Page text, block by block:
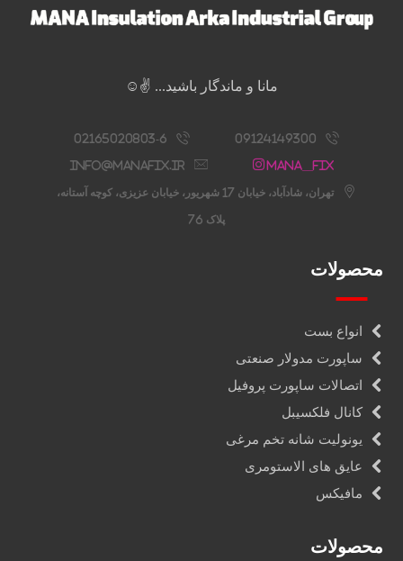
مانا و ماندگار باشید... ✌️☺️
09124149300
02165020803-6
Mana__fix
info@manafix.ir
تهران، شادآباد، خیابان 17 شهریور، خیابان عزیزی، کوچه آستانه،
پلاک 76
محصولات
انواع بست
ساپورت مدولار صنعتی
اتصالات ساپورت پروفیل
کانال فلکسیبل
یونولیت شانه تخم مرغی
عایق های الاستومری
مافیکس
محصولات